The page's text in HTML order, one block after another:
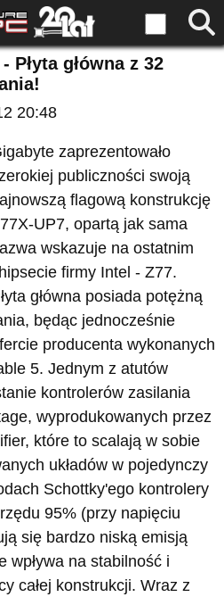
Płyta główna z 32
20:48
zaprezentowało
publiczności swoją
flagową konstrukcję
UP7, opartą jak sama
wskazuje na ostatnim
firmy Intel - Z77.
główna posiada potężną
będąc jednocześnie
producenta wykonanych
5. Jednym z atutów
kontrolerów zasilania
wyprodukowanych przez
które to scalają w sobie
układów w pojedynczy
Schottky'ego kontrolery
95% (przy napięciu
się bardzo niską emisją
wpływa na stabilność i
całej konstrukcji. Wraz z